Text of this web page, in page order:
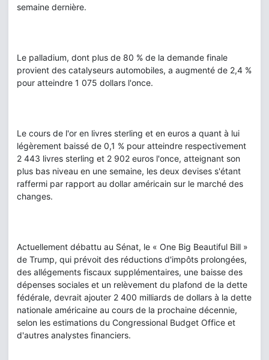
semaine dernière.
Le palladium, dont plus de 80 % de la demande finale
provient des catalyseurs automobiles, a augmenté de 2,4 %
pour atteindre 1 075 dollars l'once.
Le cours de l'or en livres sterling et en euros a quant à lui
légèrement baissé de 0,1 % pour atteindre respectivement
2 443 livres sterling et 2 902 euros l'once, atteignant son
plus bas niveau en une semaine, les deux devises s'étant
raffermi par rapport au dollar américain sur le marché des
changes.
Actuellement débattu au Sénat, le « One Big Beautiful Bill »
de Trump, qui prévoit des réductions d'impôts prolongées,
des allégements fiscaux supplémentaires, une baisse des
dépenses sociales et un relèvement du plafond de la dette
fédérale, devrait ajouter 2 400 milliards de dollars à la dette
nationale américaine au cours de la prochaine décennie,
selon les estimations du Congressional Budget Office et
d'autres analystes financiers.